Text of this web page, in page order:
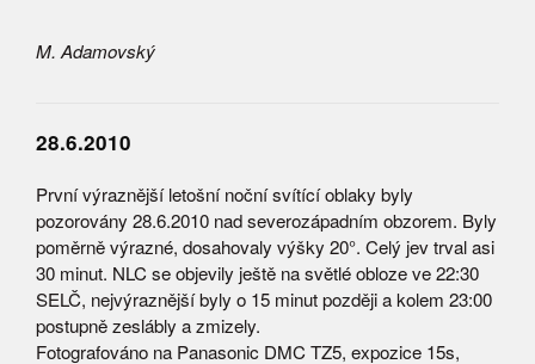
M. Adamovský
28.6.2010
První výraznější letošní noční svítící oblaky byly
pozorovány 28.6.2010 nad severozápadním obzorem. Byly
poměrně výrazné, dosahovaly výšky 20°. Celý jev trval asi
30 minut. NLC se objevily ještě na světlé obloze ve 22:30
SELČ, nejvýraznější byly o 15 minut později a kolem 23:00
postupně zeslábly a zmizely.
Fotografováno na Panasonic DMC TZ5, expozice 15s,